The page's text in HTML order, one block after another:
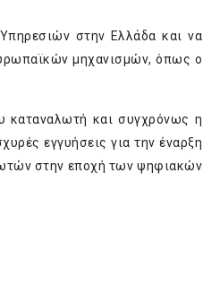
στην Ελλάδα και να
μηχανισμών, όπως ο
καταναλωτή και συγχρόνως η
εγγυήσεις για την έναρξη
στην εποχή των ψηφιακών